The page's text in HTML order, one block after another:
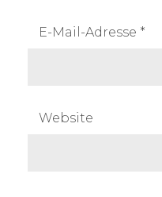
E-Mail-Adresse *
Website